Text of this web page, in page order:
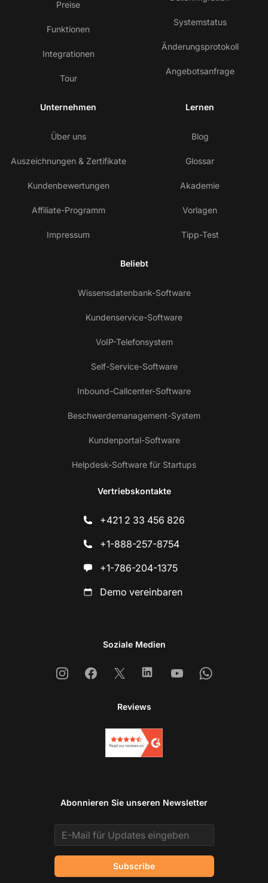
Preise
Funktionen
Integrationen
Tour
Systemstatus
Änderungsprotokoll
Angebotsanfrage
Unternehmen
Über uns
Auszeichnungen & Zertifikate
Kundenbewertungen
Affiliate-Programm
Impressum
Lernen
Blog
Glossar
Akademie
Vorlagen
Tipp-Test
Beliebt
Wissensdatenbank-Software
Kundenservice-Software
VoIP-Telefonsystem
Self-Service-Software
Inbound-Callcenter-Software
Beschwerdemanagement-System
Kundenportal-Software
Helpdesk-Software für Startups
Vertriebskontakte
+421 2 33 456 826
+1-888-257-8754
+1-786-204-1375
Demo vereinbaren
Soziale Medien
InstagramFacebook
X LinkedinYoutubeWhatsapp
Reviews
Abonnieren Sie unseren Newsletter
Email address
Subscribe